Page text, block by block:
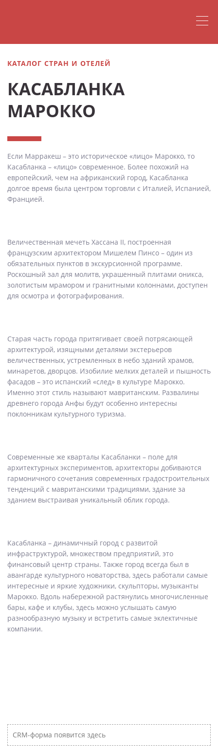
КАТАЛОГ СТРАН И ОТЕЛЕЙ
КАСАБЛАНКА
МАРОККО
Если Марракеш – это историческое «лицо» Марокко, то
Касабланка – «лицо» современное. Более похожий на
европейский, чем на африканский город, Касабланка
долгое время была центром торговли с Италией, Испанией,
Францией.
Величественная мечеть Хассана II, построенная
французским архитектором Мишелем Пинсо – один из
обязательных пунктов в экскурсионной программе.
Роскошный зал для молитв, украшенный плитами оникса,
золотистым мрамором и гранитными колоннами, доступен
для осмотра и фотографирования.
Старая часть города притягивает своей потрясающей
архитектурой, изящными деталями экстерьеров
величественных, устремленных в небо зданий храмов,
минаретов, дворцов. Изобилие мелких деталей и пышность
фасадов – это испанский «след» в культуре Марокко.
Именно этот стиль называют мавританским. Развалины
древнего города Анфы будут особенно интересны
поклонникам культурного туризма.
Современные же кварталы Касабланки – поле для
архитектурных экспериментов, архитекторы добиваются
гармоничного сочетания современных градостроительных
тенденций с мавританскими традициями, здание за
зданием выстраивая уникальный облик города.
Касабланка – динамичный город с развитой
инфраструктурой, множеством предприятий, это
финансовый центр страны. Также город всегда был в
авангарде культурного новаторства, здесь работали самые
интересные и яркие художники, скульпторы, музыканты
Марокко. Вдоль набережной растянулись многочисленные
бары, кафе и клубы, здесь можно услышать самую
разнообразную музыку и встретить самые эклектичные
компании.
CRM-форма появится здесь